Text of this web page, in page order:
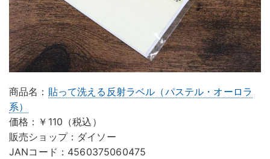
商品名： 貼って洗える反射ラベル（パステル・オーロラ
系）
価格：￥110（税込）
販売ショップ：ダイソー
JANコード：4560375060475